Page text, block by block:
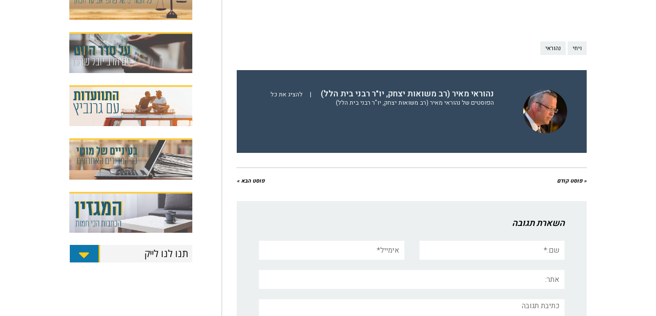
ויחי נהוראי
נהוראי מאיר (רב משואות יצחק, יו"ר רבני בית הלל) |
להציג את כל
הפוסטים של נהוראי מאיר (רב משואות יצחק, יו"ר רבני בית הלל)
« פוסט קודם פוסט הבא »
השארת תגובה
תגובה
תנו לנו לייק